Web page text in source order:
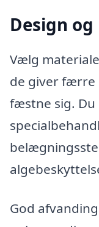
Design
Vælg
de giver færre
fæstne sig.
God